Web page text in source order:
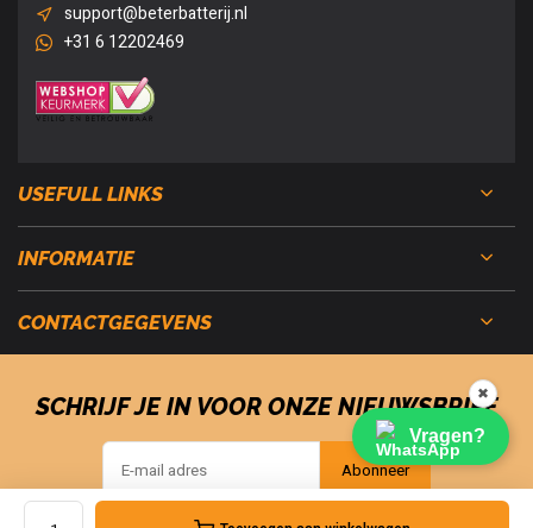
support@beterbatterij.nl
+31 6 12202469
USEFULL LINKS
INFORMATIE
CONTACTGEGEVENS
SCHRIJF JE IN VOOR ONZE NIEUWSBRIEF
Abonneer
✖
Vragen?